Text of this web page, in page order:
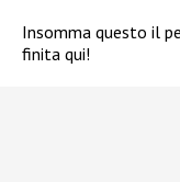
Insomma questo il
finita qui!